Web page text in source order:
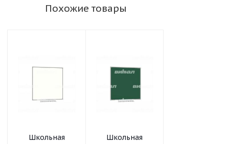
Похожие товары
Школьная
Школьная